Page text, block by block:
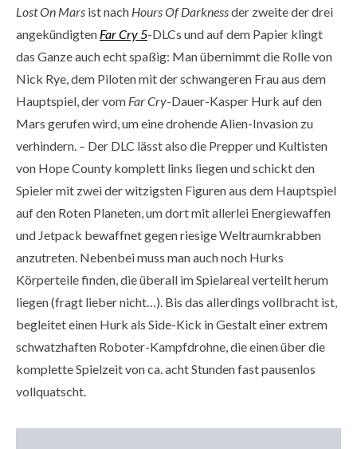
Lost On Mars ist nach Hours Of Darknessder zweite der drei
angekündigten Far Cry 5-DLCs und auf dem Papier klingt
das Ganze auch echt spaßig: Man übernimmt die Rolle von
Nick Rye, dem Piloten mit der schwangeren Frau aus dem
Hauptspiel, der vom Far Cry-Dauer-Kasper Hurk auf den
Mars gerufen wird, um eine drohende Alien-Invasion zu
verhindern. – Der DLC lässt also die Prepper und Kultisten
von Hope County komplett links liegen und schickt den
Spieler mit zwei der witzigsten Figuren aus dem Hauptspiel
auf den Roten Planeten, um dort mit allerlei Energiewaffen
und Jetpack bewaffnet gegen riesige Weltraumkrabben
anzutreten. Nebenbei muss man auch noch Hurks
Körperteile finden, die überall im Spielareal verteilt herum
liegen (fragt lieber nicht…). Bis das allerdings vollbracht ist,
begleitet einen Hurk als Side-Kick in Gestalt einer extrem
schwatzhaften Roboter-Kampfdrohne, die einen über die
komplette Spielzeit von ca. acht Stunden fast pausenlos
vollquatscht.